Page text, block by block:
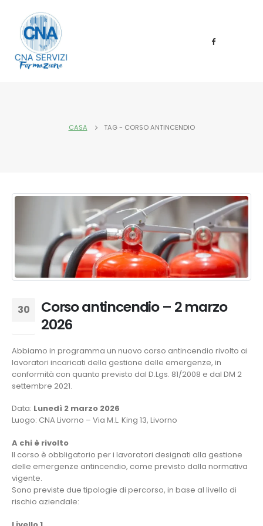
CASA TAG - CORSO ANTINCENDIO
30
Corso antincendio – 2 marzo
2026
Abbiamo in programma un nuovo corso antincendio rivolto ai
lavoratori incaricati della gestione delle emergenze, in
conformità con quanto previsto dal D.Lgs. 81/2008 e dal DM 2
settembre 2021.
Data: Lunedì 2 marzo 2026
Luogo: CNA Livorno – Via M.L. King 13, Livorno
A chi è rivolto
Il corso è obbligatorio per i lavoratori designati alla gestione
delle emergenze antincendio, come previsto dalla normativa
vigente.
Sono previste due tipologie di percorso, in base al livello di
rischio aziendale: